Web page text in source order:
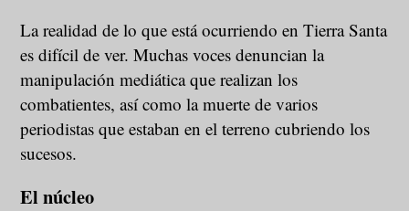
La realidad de lo que está ocurriendo en Tierra Santa
es difícil de ver. Muchas voces denuncian la
manipulación mediática que realizan los
combatientes, así como la muerte de varios
periodistas que estaban en el terreno cubriendo los
sucesos.
El núcleo